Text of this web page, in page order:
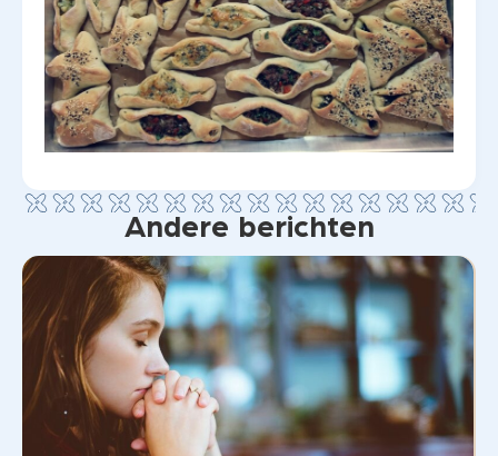
Andere berichten